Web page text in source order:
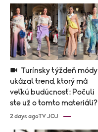
ukázal trend, ktorý má
veľkú budúcnosť: Počuli
ste už o tomto materiáli?
2 days agoTV JOJ